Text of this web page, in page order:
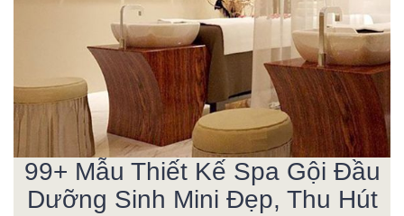
99+ Mẫu Thiết Kế Spa Gội Đầu
Dưỡng Sinh Mini Đẹp, Thu Hút